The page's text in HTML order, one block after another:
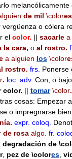
de mil \color
o cólera
el color. || sacarle a
la cara, o al rostro.
a alguien los \color
rostro. frs. Ponerse
. loc. adv. Con, o
color. || tomar \color.
cosas: Empezar
o impregnarse
expr. coloq.
de rosa algo. fr.
degradación de
, pez de \colores